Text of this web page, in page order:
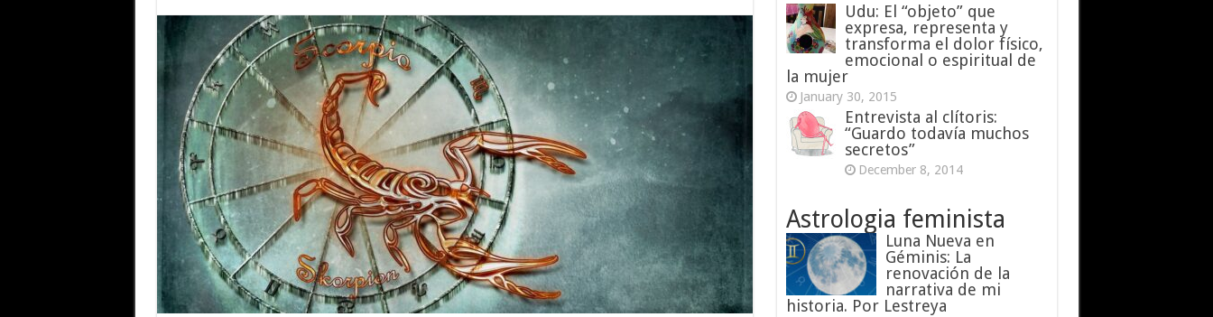
Udu: El “objeto” que
expresa, representa y
transforma el dolor físico,
emocional o espiritual de
la mujer
January 30, 2015
Entrevista al clítoris:
“Guardo todavía muchos
secretos”
December 8, 2014
Astrologia feminista
Luna Nueva en
Géminis: La
renovación de la
narrativa de mi
historia. Por Lestreya